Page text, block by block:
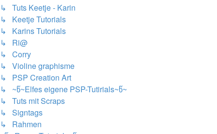
↳ Tuts Keetje - Karin
↳ Keetje Tutorials
↳ Karins Tutorials
↳ Ri@
↳ Corry
↳ Violine graphisme
↳ PSP Creation Art
↳ ~წ~Elfes eigene PSP-Tutirials~წ~
↳ Tuts mit Scraps
↳ Signtags
↳ Rahmen